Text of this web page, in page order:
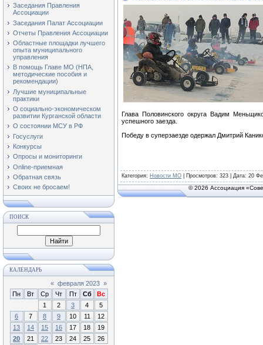
Заседания Правления
Ассоциации
Заседания Палат Ассоциации
Отчеты Правления Ассоциации
Областные площадки лучшего
опыта муниципального
управления
В помощь Главе МО (НПА,
методические пособия и
рекомендации)
Лучшие муниципальные
практики
О социально-экономическом
развитии Курганской области
О состоянии МСУ в РФ
Госуслуги
Конкурсы
Опросы и мониторинги
Online-приемная
Обратная связь
Своих не бросаем!
ПОИСК
КАЛЕНДАРЬ
« февраля 2023 »
Пн
Вт Ср Чт Пт Сб
Вс
1
2 3 4
5
6
7 8 9 10 11
12
13
14 15 16 17 18
19
20
21 22 23 24 25
26
Глава Половинского округа Вадим
успешного заезда.
Победу в суперзаезде одержал Дмитрий
Категория: Новости МО Просмотров: 323 | Дата: 20
© 2026 Ассоциация